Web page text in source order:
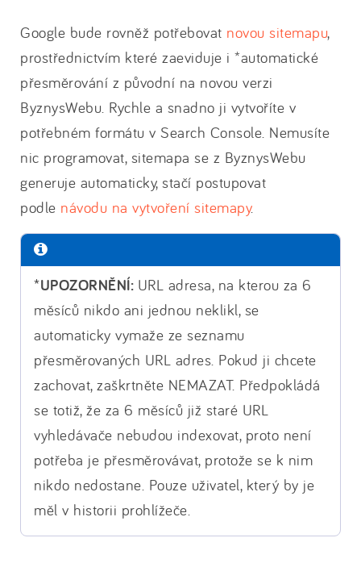
Google bude rovněž potřebovat novou sitemapu,
prostřednictvím které zaeviduje i *automatické
přesměrování z původní na novou verzi
ByznysWebu. Rychle a snadno ji vytvoříte v
potřebném formátu v Search Console. Nemusíte
nic programovat, sitemapa se z ByznysWebu
generuje automaticky, stačí postupovat
podle návodu na vytvoření sitemapy.
*UPOZORNĚNÍ: URL adresa, na kterou za 6
měsíců nikdo ani jednou neklikl, se
automaticky vymaže ze seznamu
přesměrovaných URL adres. Pokud ji chcete
zachovat, zaškrtněte NEMAZAT. Předpokládá
se totiž, že za 6 měsíců již staré URL
vyhledávače nebudou indexovat, proto není
potřeba je přesměrovávat, protože se k nim
nikdo nedostane. Pouze uživatel, který by je
měl v historii prohlížeče.